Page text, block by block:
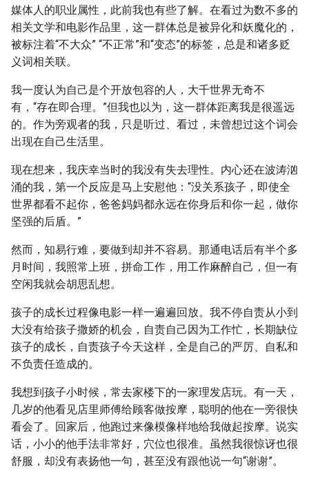
媒体人的职业属性，此前我也有些了解。在看过为数不多的
相关文学和电影作品里，这一群体总是被异化和妖魔化的，
被标注着“不大众” “不正常”和“变态”的标签，总是和诸多贬
义词相关联。
我一度认为自己是个开放包容的人，大千世界无奇不
有，“存在即合理。”但我也以为，这一群体距离我是很遥远
的。作为旁观者的我，只是听过、看过，未曾想过这个词会
出现在自己生活里。
现在想来，我庆幸当时的我没有失去理性。内心还在波涛汹
涌的我，第一个反应是马上安慰他：“没关系孩子，即使全
世界都看不起你，爸爸妈妈都永远在你身后和你一起，做你
坚强的后盾。”
然而，知易行难，要做到却并不容易。那通电话后有半个多
月时间，我照常上班，拼命工作，用工作麻醉自己，但一有
空闲我就会胡思乱想。
孩子的成长过程像电影一样一遍遍回放。我不停自责从小到
大没有给孩子撒娇的机会，自责自己因为工作忙，长期缺位
孩子的成长，自责孩子今天这样，全是自己的严厉、自私和
不负责任造成的。
我想到孩子小时候，常去家楼下的一家理发店玩。有一天，
几岁的他看见店里师傅给顾客做按摩，聪明的他在一旁很快
看会了。回家后，他跑过来像模像样地给我做起按摩。说实
话，小小的他手法非常好，穴位也很准。虽然我很惊讶也很
舒服，却没有表扬他一句，甚至没有跟他说一句“谢谢”。